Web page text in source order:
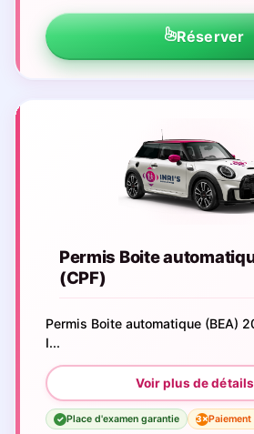
Réserver
Permis Boite
(CPF)
Permis Boite automatique (BEA)
I...
✓ Place d'examen garantie 3×